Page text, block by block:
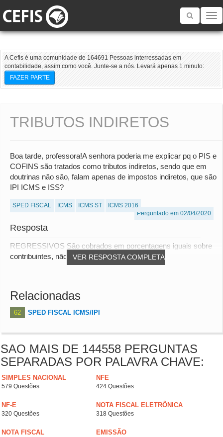
Toggle
A Cefis é uma comunidade de 164691 Pessoas interressadas em
contabilidade, assim como você. Junte-se a nós. Levará apenas 1 minuto:
FAZER PARTE
TRIBUTOS INDIRETOS
Boa tarde, professora!A senhora poderia me explicar pq o PIS e
COFINS são tratados como tributos indiretos, sendo que em
doutrinas não são, falam apenas de impostos indiretos, que são
IPI ICMS e ISS?
SPED FISCAL ICMS ICMS ST
ICMS 2016
Perguntado em 02/04/2020
Resposta
VER RESPOSTA COMPLETA
REGRESSIVOS São cobrados em porcentagens iguais sobre
contribuintes, não levando em conta a capaci...
Relacionadas
62 SPED FISCAL ICMS/IPI
SAO MAIS DE 144558 PERGUNTAS
SEPARADAS POR PALAVRA CHAVE:
SIMPLES NACIONAL
579 Questões
NFE
424 Questões
NF-E
320 Questões
NOTA FISCAL ELETRÔNICA
318 Questões
NOTA FISCAL EMISSÃO